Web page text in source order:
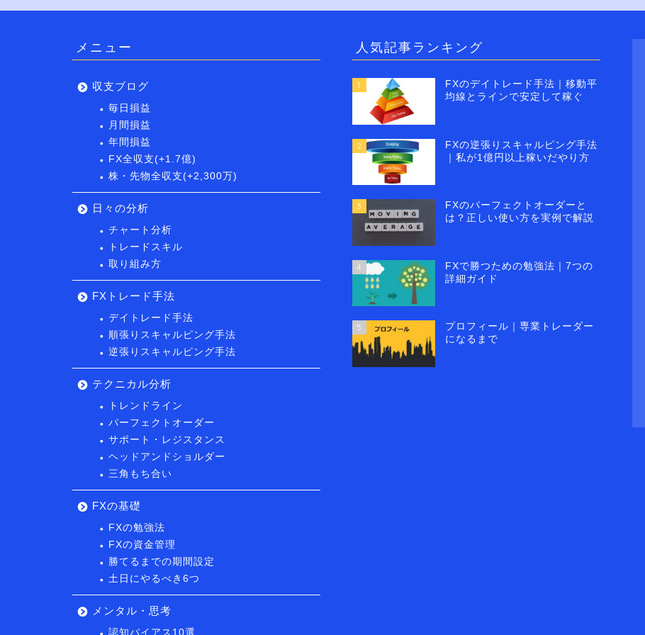
メニュー
収支ブログ
毎日損益
月間損益
年間損益
FX全収支(+1.7億)
株・先物全収支(+2,300万)
日々の分析
チャート分析
トレードスキル
取り組み方
FXトレード手法
デイトレード手法
順張りスキャルピング手法
逆張りスキャルピング手法
テクニカル分析
トレンドライン
パーフェクトオーダー
サポート・レジスタンス
ヘッドアンドショルダー
三角もち合い
FXの基礎
FXの勉強法
FXの資金管理
勝てるまでの期間設定
土日にやるべき6つ
メンタル・思考
認知バイアス10選
人気記事ランキング
1
FXのデイトレード手法｜移動平
均線とラインで安定して稼ぐ
2
FXの逆張りスキャルピング手法
｜私が1億円以上稼いだやり方
3
FXのパーフェクトオーダーと
は？正しい使い方を実例で解説
4
FXで勝つための勉強法｜7つの
詳細ガイド
5
プロフィール｜専業トレーダー
になるまで